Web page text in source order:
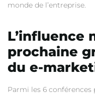
monde de l’entreprise.
L’influence
prochaine
du e-
Parmi les 6 conférences